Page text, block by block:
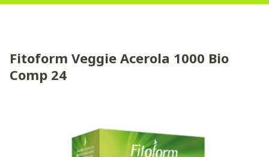
Fitoform Veggie Acerola 1000 Bio
Comp 24